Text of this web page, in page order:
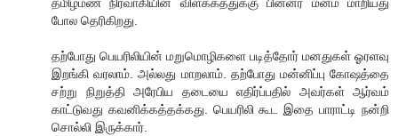
போல தெரிகிறது.
தற்போது பெயரிலியின் மறுமொழிகளை படித்தோர் மனதுகள் ஓரளவு
இறங்கி வரலாம். அல்லது மாறலாம். தற்போது மன்னிப்பு கோஷத்தை
சற்று நிறுத்தி அரேபிய தடையை எதிர்ப்பதில் அவர்கள் ஆர்வம்
காட்டுவது கவனிக்கத்தக்கது. பெயரிலி கூட இதை பாராட்டி நன்றி
சொல்லி இருக்கார்.